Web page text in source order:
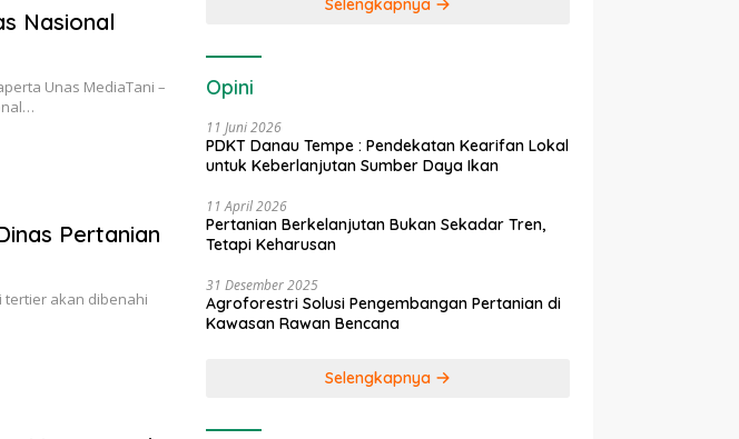
Nasional
Unas MediaTani –
Pertanian
tertier akan dibenahi
Selengkapnya
Opini
11 Juni 2026
PDKT Danau Tempe : Pendekatan Kearifan Lokal
untuk Keberlanjutan Sumber Daya Ikan
11 April 2026
Pertanian Berkelanjutan Bukan Sekadar Tren,
Tetapi Keharusan
31 Desember 2025
Agroforestri Solusi Pengembangan Pertanian di
Kawasan Rawan Bencana
Selengkapnya